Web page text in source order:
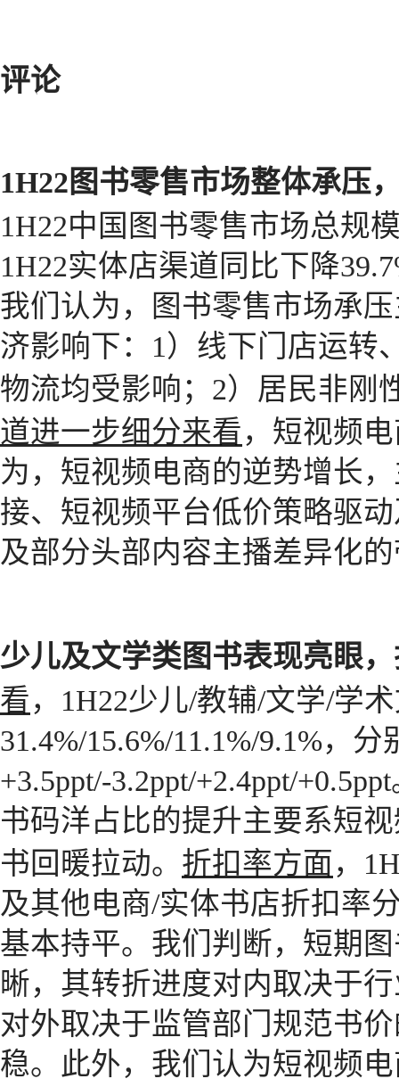
评论
1H22图书零售市场整体承压
1H22中国图书零售市场总规
1H22实体店渠道同比下降
我们认为，图书零售市场承
济影响下：1）线下门店运转
物流均受影响；2）居民非刚
道进一步细分来看，短视频
为，短视频电商的逆势增长
接、短视频平台低价策略驱
及部分头部内容主播差异化
少儿及文学类图书表现亮眼
看，1H22少儿/教辅/文学/学
31.4%/15.6%/11.1%/9.1%，
+3.5ppt/-3.2ppt/+2.4ppt/
书码洋占比的提升主要系短
书回暖拉动。 折扣率方面，
及其他电商/实体书店折扣率
基本持平。我们判断，短期
晰，其转折进度对内取决于
对外取决于监管部门规范书
稳。此外，我们认为短视频